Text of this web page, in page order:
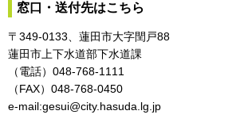
窓口・送付先はこちら
〒349-0133、蓮田市大字閏戸88
蓮田市上下水道部下水道課
（電話）048-768-1111
（FAX）048-768-0450
e-mail:gesui@city.hasuda.lg.jp